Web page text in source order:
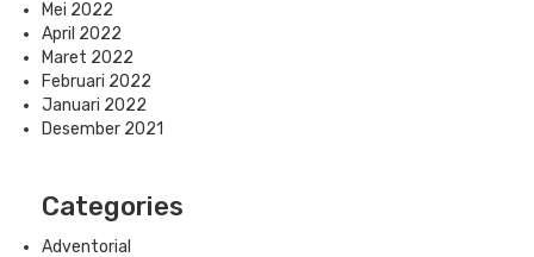
Mei 2022
April 2022
Maret 2022
Februari 2022
Januari 2022
Desember 2021
Categories
Adventorial